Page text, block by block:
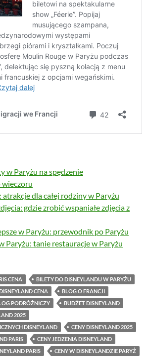
w Paryżu na spędzenie
wieczoru
atrakcje dla całej rodziny w Paryżu
gdzie zrobić wspaniałe zdjęcia z
w Paryżu: przewodnik po Paryżu
Paryżu: tanie restauracje w Paryżu
CENA
BILETY DO DISNEYLANDU W PARYŻU
CENA
BLOG O FRANCJI
PODRÓŻNICZY
BUDŻET DISNEYLAND
2025
DISNEYLAND
CENY DISNEYLAND 2025
PARIS
CENY JEDZENIA DISNEYLAND
PARIS
CENY W DISNEYLANDZIE PARYŻ